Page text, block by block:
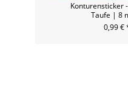
Konturensticker
Taufe | 8
0,99 €